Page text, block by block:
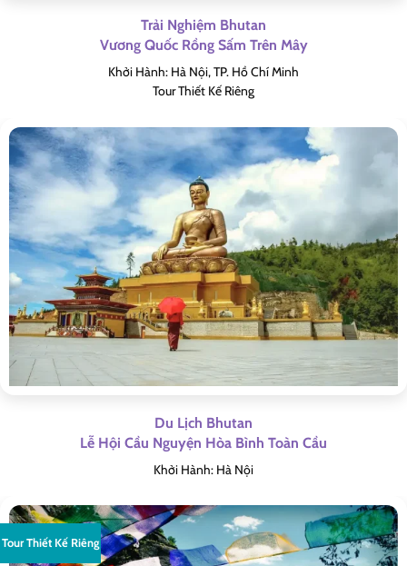
Trải Nghiệm Bhutan
Vương Quốc Rồng Sấm Trên Mây
Khởi Hành: Hà Nội, TP. Hồ Chí Minh
Tour Thiết Kế Riêng
Du Lịch Bhutan
Lễ Hội Cầu Nguyện Hòa Bình Toàn Cầu
Khởi Hành: Hà Nội
Tour Thiết Kế Riêng